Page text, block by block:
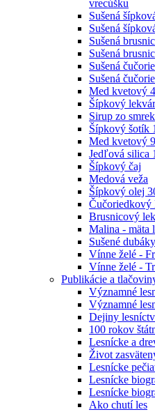
vrecúšku
Sušená
Sušená
Sušená
Sušená
Sušená
Sušená
Med kvetový
Šípkový
Sirup zo
Šípkový šotík
Med kvetový
Jedľová silica
Šípkový čaj
Medová veža
Šípkový olej
Čučoriedkový
Brusnicový
Malina - mäta
Sušené dubáky
Vínne želé -
Vínne želé -
Publikácie a
Významné
Významné
Dejiny
100 rokov
Lesnícke a
Život
Lesnícke
Lesnícke
Lesnícke
Ako chutí les